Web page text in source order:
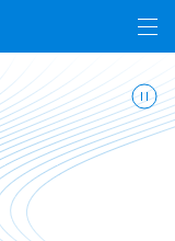
Menü